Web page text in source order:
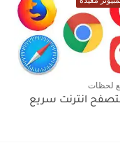
لحظات
انترنت سريع